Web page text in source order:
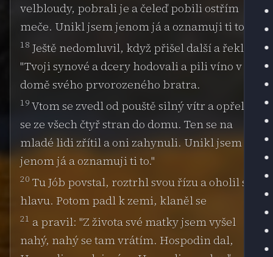
velbloudy, pobrali je a čeleď pobili ostřím
meče. Unikl jsem jenom já a oznamuji ti to."
18 Ještě nedomluvil, když přišel další a řekl:
"Tvoji synové a dcery hodovali a pili víno v
domě svého prvorozeného bratra.
19 Vtom se zvedl od pouště silný vítr a opřel
se ze všech čtyř stran do domu. Ten se na
mladé lidi zřítil a oni zahynuli. Unikl jsem
jenom já a oznamuji ti to."
20 Tu Jób povstal, roztrhl svou řízu a oholil si
hlavu. Potom padl k zemi, klaněl se
21 a pravil: "Z života své matky jsem vyšel
nahý, nahý se tam vrátím. Hospodin dal,